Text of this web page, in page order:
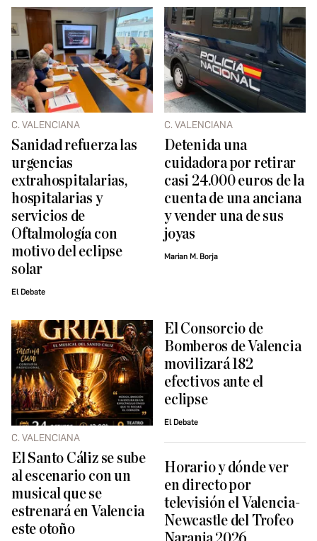
C. VALENCIANA
Sanidad refuerza las
urgencias
extrahospitalarias,
hospitalarias y
servicios de
Oftalmología con
motivo del eclipse
solar
El Debate
C. VALENCIANA
Detenida una
cuidadora por retirar
casi 24.000 euros de la
cuenta de una anciana
y vender una de sus
joyas
Marian M. Borja
C. VALENCIANA
El Santo Cáliz se sube
al escenario con un
musical que se
estrenará en Valencia
este otoño
El Consorcio de
Bomberos de Valencia
movilizará 182
efectivos ante el
eclipse
El Debate
Horario y dónde ver
en directo por
televisión el Valencia-
Newcastle del Trofeo